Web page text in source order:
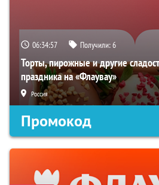
06:34:57 Получили:6
Торты, пирожные и другие
праздника на «Флаувау»
Россия
Промокод